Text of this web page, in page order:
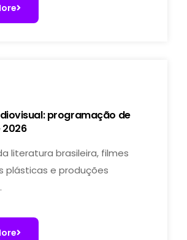
programação de
literatura brasileira, filmes
plásticas e produções